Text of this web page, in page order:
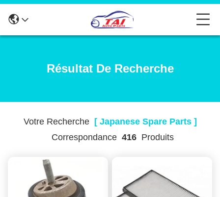
Résultat De Recherche
Votre Recherche[ Japanese Spare Parts ]
Correspondance 416Produits